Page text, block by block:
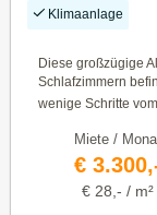
Klimaanlage
Diese großzügige
Schlafzimmern
wenige Schritte vom
Miete /
€
€ 28,- / m²